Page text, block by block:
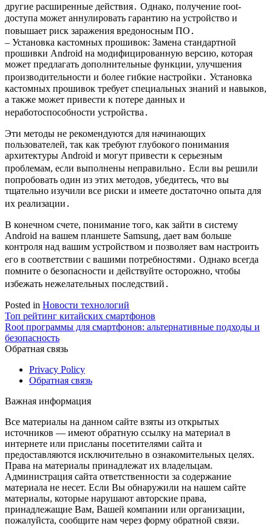
другие расширенные действия․ Однако, получение root-
доступа может аннулировать гарантию на устройство и
повышает риск заражения вредоносным ПО․
– Установка кастомных прошивок: Замена стандартной
прошивки Android на модифицированную версию, которая
может предлагать дополнительные функции, улучшения
производительности и более гибкие настройки․ Установка
кастомных прошивок требует специальных знаний и навыков,
а также может привести к потере данных и
неработоспособности устройства․
Эти методы не рекомендуются для начинающих
пользователей, так как требуют глубокого понимания
архитектуры Android и могут привести к серьезным
проблемам, если выполнены неправильно․ Если вы решили
попробовать один из этих методов, убедитесь, что вы
тщательно изучили все риски и имеете достаточно опыта для
их реализации․
В конечном счете, понимание того, как зайти в систему
Android на вашем планшете Samsung, дает вам больше
контроля над вашим устройством и позволяет вам настроить
его в соответствии с вашими потребностями․ Однако всегда
помните о безопасности и действуйте осторожно, чтобы
избежать нежелательных последствий․
Posted in Новости технологий
Навигация
по
записям
Топ рейтинг китайских смартфонов
Root программы для смартфонов: альтернативные подходы и
безопасность
Обратная связь
Privacy Policy
Обратная связь
Важная информация
Все материалы на данном сайте взяты из открытых
источников — имеют обратную ссылку на материал в
интернете или присланы посетителями сайта и
предоставляются исключительно в ознакомительных целях.
Права на материалы принадлежат их владельцам.
Администрация сайта ответственности за содержание
материала не несет. Если Вы обнаружили на нашем сайте
материалы, которые нарушают авторские права,
принадлежащие Вам, Вашей компании или организации,
пожалуйста, сообщите нам через форму обратной связи.